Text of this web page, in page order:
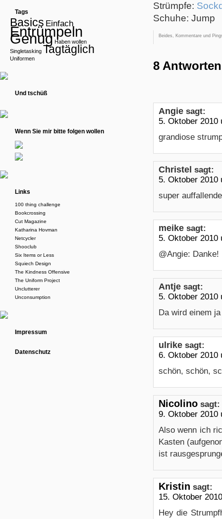
Strümpfe:
Schuhe: Jump
Beides, Kommentare und
8
Angie sagt:
5. Oktober 2010
grandiose
Christel sagt:
5. Oktober 2010
super
meike sagt:
5. Oktober 2010
@Angie:
Antje sagt:
5. Oktober 2010
Da wird einem
ulrike sagt:
6. Oktober 2010
schön, schön,
Nicolino sagt:
9. Oktober 2010
Also wenn ich
Kasten
ist
Kristin sagt:
15. Oktober
Hey die
Tags
Basics Einfach
Entrümpeln
Genug Haben wollen
Singletasking Tagtäglich
Uniformen
Und tschüß
Wenn Sie mir bitte folgen wollen
Links
100 thing challenge
Bookcrossing
Cut Magazine
Katharina Hovman
Netcycler
Shooclub
Six Items or Less
Squiech Design
The Kindness Offensive
The Uniform Project
Unclutterer
Unconsumption
Impressum
Datenschutz